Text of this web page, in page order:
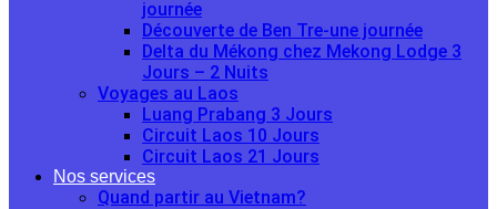
journée
Découverte de Ben Tre-une journée
Delta du Mékong chez Mekong Lodge 3
Jours – 2 Nuits
Voyages au Laos
Luang Prabang 3 Jours
Circuit Laos 10 Jours
Circuit Laos 21 Jours
Nos services
Quand partir au Vietnam?